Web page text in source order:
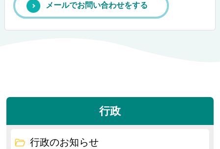
メールでお問い合わせをする
行政
行政のお知らせ